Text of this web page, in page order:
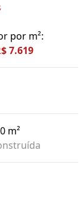
por m²:
7.619
m²